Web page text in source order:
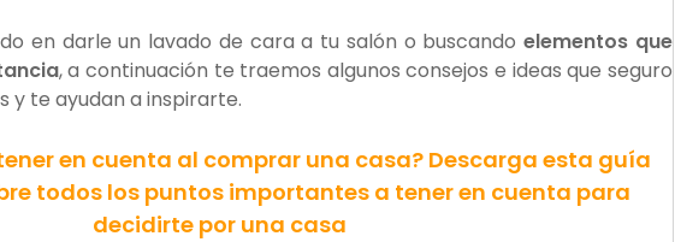
en darle un lavado de cara a tu salón o buscandoelementos que
, a continuación te traemos algunos consejos e ideas que seguro
y te ayudan a inspirarte.
en cuenta al comprar una casa? Descarga esta guía
todos los puntos importantes a tener en cuenta para
decidirte por una casa